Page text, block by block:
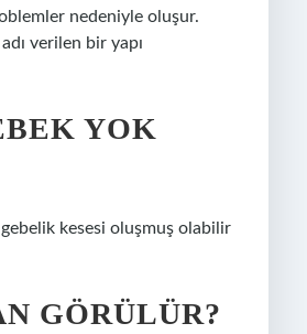
nedeniyle oluşur.
verilen bir yapı
YOK
kesesi oluşmuş olabilir
GÖRÜLÜR?